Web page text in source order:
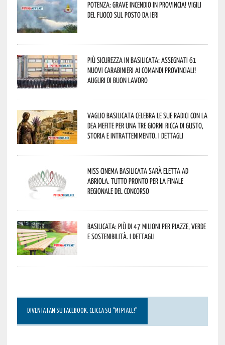
Potenza: grave incendio in Provincia! Vigili
del fuoco sul posto da ieri
Più sicurezza in Basilicata: assegnati 61
nuovi Carabinieri ai Comandi provinciali!
Auguri di buon lavoro
Vaglio Basilicata celebra le sue radici con la
Dea Mefite per una tre giorni ricca di gusto,
storia e intrattenimento. I dettagli
Miss Cinema Basilicata sarà eletta ad
Abriola. Tutto pronto per la finale
regionale del concorso
Basilicata: più di 47 milioni per piazze, verde
e sostenibilità. I dettagli
DIVENTA FAN SU FACEBOOK, CLICCA SU “MI PIACE!”